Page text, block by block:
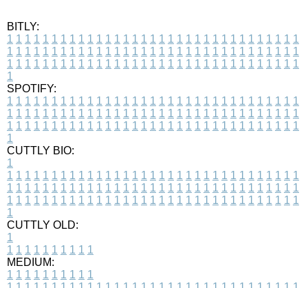
BITLY:
1 1 1 1 1 1 1 1 1 1 1 1 1 1 1 1 1 1 1 1 1 1 1 1 1 1 1 1 1 1 1 1 1
1 1 1 1 1 1 1 1 1 1 1 1 1 1 1 1 1 1 1 1 1 1 1 1 1 1 1 1 1 1 1 1 1
1 1 1 1 1 1 1 1 1 1 1 1 1 1 1 1 1 1 1 1 1 1 1 1 1 1 1 1 1 1 1 1 1
1
SPOTIFY:
1 1 1 1 1 1 1 1 1 1 1 1 1 1 1 1 1 1 1 1 1 1 1 1 1 1 1 1 1 1 1 1 1
1 1 1 1 1 1 1 1 1 1 1 1 1 1 1 1 1 1 1 1 1 1 1 1 1 1 1 1 1 1 1 1 1
1 1 1 1 1 1 1 1 1 1 1 1 1 1 1 1 1 1 1 1 1 1 1 1 1 1 1 1 1 1 1 1 1
1
CUTTLY BIO:
1
1 1 1 1 1 1 1 1 1 1 1 1 1 1 1 1 1 1 1 1 1 1 1 1 1 1 1 1 1 1 1 1 1
1 1 1 1 1 1 1 1 1 1 1 1 1 1 1 1 1 1 1 1 1 1 1 1 1 1 1 1 1 1 1 1 1
1 1 1 1 1 1 1 1 1 1 1 1 1 1 1 1 1 1 1 1 1 1 1 1 1 1 1 1 1 1 1 1 1
1
CUTTLY OLD:
1
1 1 1 1 1 1 1 1 1 1
MEDIUM:
1 1 1 1 1 1 1 1 1 1